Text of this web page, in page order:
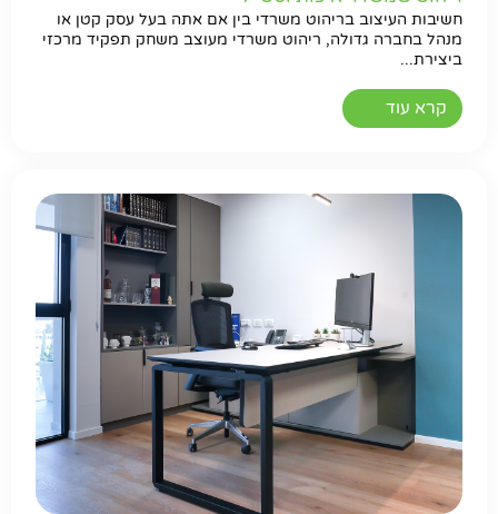
חשיבות העיצוב בריהוט משרדי בין אם אתה בעל עסק קטן או
מנהל בחברה גדולה, ריהוט משרדי מעוצב משחק תפקיד מרכזי
ביצירת...
קרא עוד